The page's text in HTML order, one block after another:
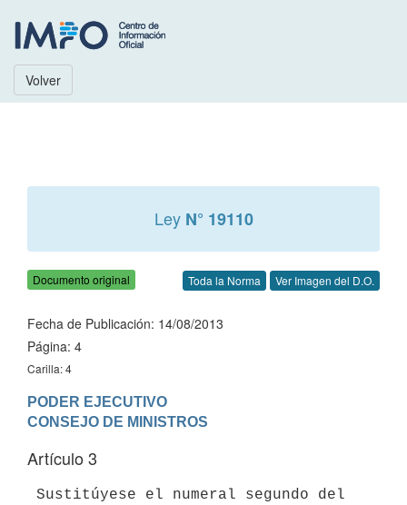
Volver
Ley N° 19110
Documento original Toda la Norma Ver Imagen del D.O.
Fecha de Publicación: 14/08/2013
Página: 4
Carilla: 4
PODER EJECUTIVO
Artículo 3